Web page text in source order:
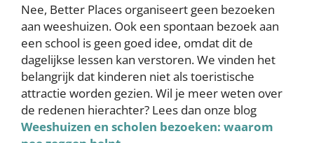
Nee, Better Places organiseert geen bezoeken
aan weeshuizen. Ook een spontaan bezoek aan
een school is geen goed idee, omdat dit de
dagelijkse lessen kan verstoren. We vinden het
belangrijk dat kinderen niet als toeristische
attractie worden gezien. Wil je meer weten over
de redenen hierachter? Lees dan onze blog
Weeshuizen en scholen bezoeken: waarom